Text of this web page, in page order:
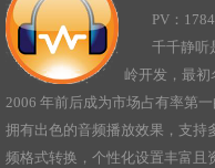
PV：
千千静听
岭开发，最初
2006 年前后成为市场占有率第
拥有出色的音频播放效果，支持
频格式转换，个性化设置丰富且